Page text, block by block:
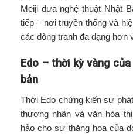
Meiji đưa nghệ thuật Nhật
tiếp – nơi truyền thống và
các dòng tranh đa dạng hơn
Edo – thời kỳ vàng
bản
Thời Edo chứng kiến sự
thương nhân và văn hóa
hảo cho sự thăng hoa của